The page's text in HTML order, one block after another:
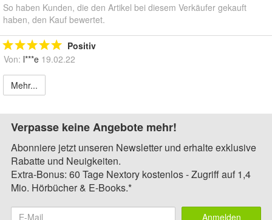
So haben Kunden, die den Artikel bei diesem Verkäufer gekauft
haben, den Kauf bewertet.
Positiv
Von: l***e 19.02.22
Mehr...
Verpasse keine Angebote mehr!
Abonniere jetzt unseren Newsletter und erhalte exklusive
Rabatte und Neuigkeiten.
Extra-Bonus: 60 Tage Nextory kostenlos - Zugriff auf 1,4
Mio. Hörbücher & E-Books.*
Anmelden